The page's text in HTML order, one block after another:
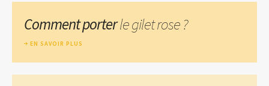
Comment porterle gilet rose ?
EN SAVOIR PLUS